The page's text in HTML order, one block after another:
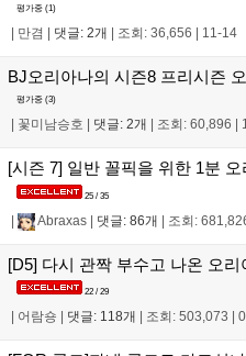
평가중 (1)
만겸 댓글: 2개 조회: 36,656 11-14
BJ오리아나의 시즌8 프리시즌
평가중 (3)
꽃미남승호 댓글: 2개 조회: 60,896
[시즌 7] 일반 꼴픽을 위한 1분
25 / 35
| Abraxas | 댓글: 86개 | 조회:
[D5] 다시 관짝 부수고 나온 오리
22 / 29
어람숑 댓글: 118개 조회: 503,073